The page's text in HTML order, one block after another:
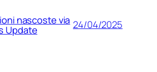
nascoste via
Update 24/04/2025